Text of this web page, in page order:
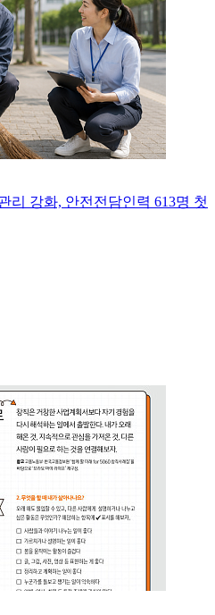
리 강화, 안전전담인력 613명 첫